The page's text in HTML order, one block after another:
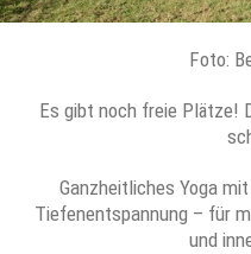
Foto:
Es gibt noch freie Plätze!
Ganzheitliches Yoga
Tiefenentspannung – für
und